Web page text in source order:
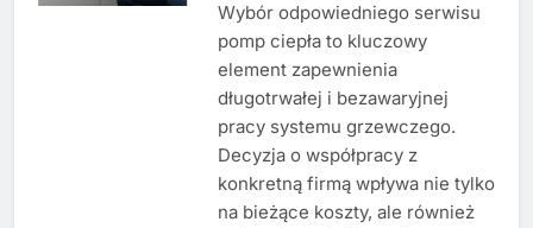
Wybór odpowiedniego serwisu
pomp ciepła to kluczowy
element zapewnienia
długotrwałej i bezawaryjnej
pracy systemu grzewczego.
Decyzja o współpracy z
konkretną firmą wpływa nie tylko
na bieżące koszty, ale również